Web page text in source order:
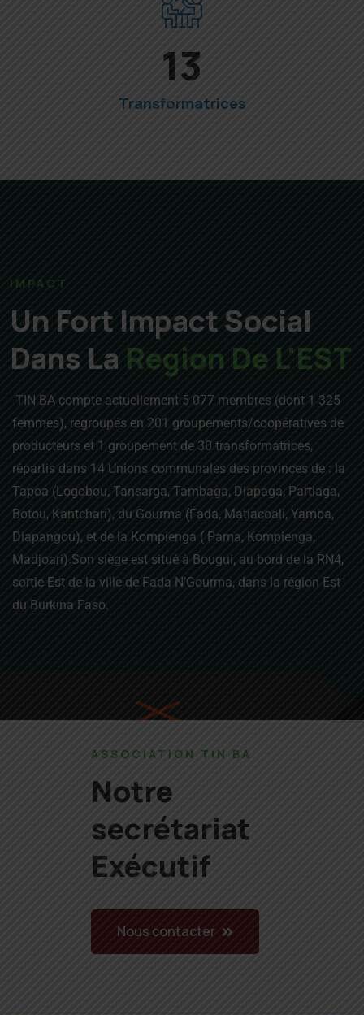
30
Transformatrices
IMPACT
Un Fort Impact Social
Dans La Region De L'EST
TIN BA compte actuellement 5 077 membres (dont 1 325
femmes), regroupés en 201 groupements/coopératives de
producteurs et 1 groupement de 30 transformatrices,
répartis dans 14 Unions communales des provinces de : la
Tapoa (Logobou, Tansarga, Tambaga, Diapaga, Partiaga,
Botou, Kantchari), du Gourma (Fada, Matiacoali, Yamba,
Diapangou), et de la Kompienga ( Pama, Kompienga,
Madjoari).Son siège est situé à Bougui, au bord de la RN4,
sortie Est de la ville de Fada N’Gourma, dans la région Est
du Burkina Faso.
ASSOCIATION TIN BA
Notre
secrétariat
Exécutif
Nous contacter